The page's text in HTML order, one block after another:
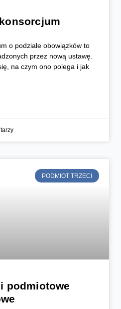
o podziale obowiązków to
przez nową ustawę.
na czym ono polega i jak
PODMIOT TRZECI
podmiotowe